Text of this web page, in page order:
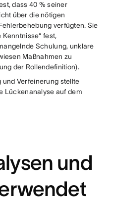
dass 40 % seiner
über die nötigen
verfügten. Sie
fest,
Schulung, unklare
Maßnahmen zu
der Rollendefinition).
Verfeinerung stellte
Lückenanalyse auf dem
und